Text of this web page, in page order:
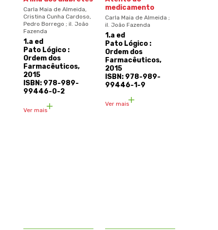
Carla Maia de Almeida,
Cristina Cunha Cardoso,
Pedro Borrego ; il. João
Fazenda
1.a ed
Pato Lógico :
Ordem dos
Farmacêuticos,
2015
ISBN: 978-989-
99446-0-2
Ver mais
medicamento
Carla Maia de Almeida ;
il. João Fazenda
1.a ed
Pato Lógico :
Ordem dos
Farmacêuticos,
2015
ISBN: 978-989-
99446-1-9
Ver mais